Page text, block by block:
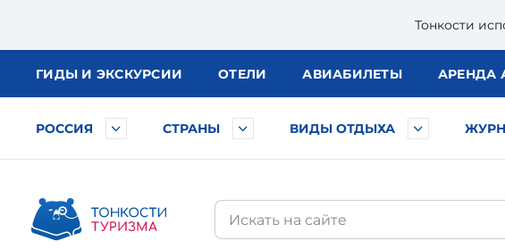
Тонкости
ГИДЫ И ЭКСКУРСИИ ОТЕЛИ АВИАБИЛЕТЫ АРЕНДА
РОССИЯ СТРАНЫ ВИДЫ ОТДЫХА